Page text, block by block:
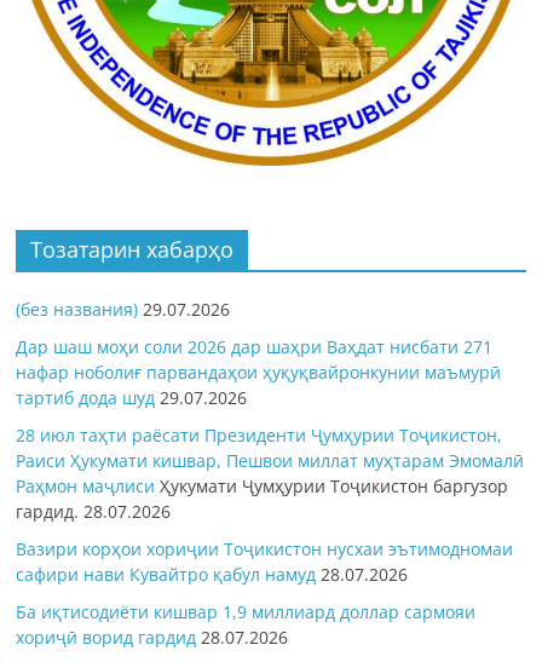
Тозатарин хабарҳо
(без названия) 29.07.2026
Дар шаш моҳи соли 2026 дар шаҳри Ваҳдат нисбати 271
нафар ноболиғ парвандаҳои ҳуқуқвайронкунии маъмурӣ
тартиб дода шуд 29.07.2026
28 июл таҳти раёсати Президенти Ҷумҳурии Тоҷикистон,
Раиси Ҳукумати кишвар, Пешвои миллат муҳтарам Эмомалӣ
Раҳмон маҷлисиҲукумати Ҷумҳурии Тоҷикистон баргузор
гардид.28.07.2026
Вазири корҳои хориҷии Тоҷикистон нусхаи эътимодномаи
сафири нави Кувайтро қабул намуд 28.07.2026
Ба иқтисодиёти кишвар 1,9 миллиард доллар сармояи
хориҷӣ ворид гардид 28.07.2026